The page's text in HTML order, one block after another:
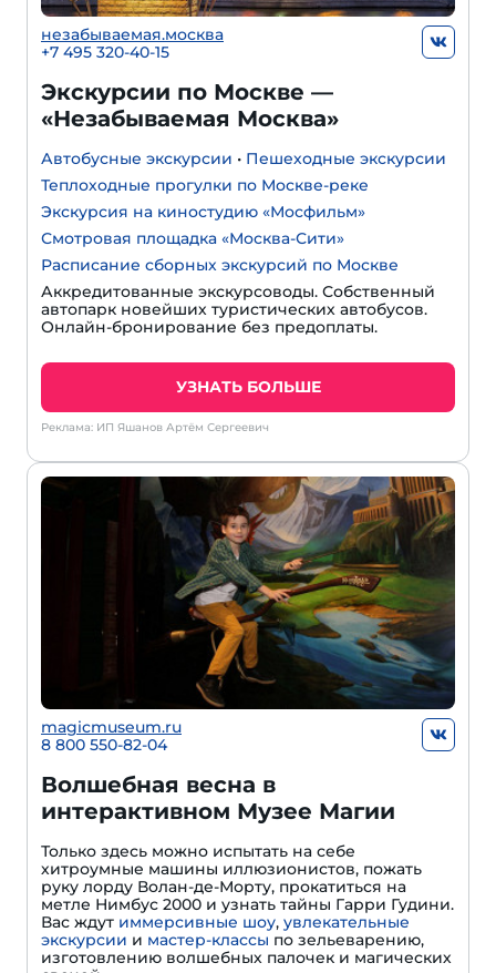
незабываемая.москва
+7 495 320-40-15
Экскурсии по Москве —
«Незабываемая Москва»
Автобусные экскурсии • Пешеходные экскурсии
Теплоходные прогулки по Москве-реке
Экскурсия на киностудию «Мосфильм»
Смотровая площадка «Москва-Сити»
Расписание сборных экскурсий по Москве
Аккредитованные экскурсоводы. Собственный
автопарк новейших туристических автобусов.
Онлайн-бронирование без предоплаты.
УЗНАТЬ БОЛЬШЕ
Реклама: ИП Яшанов Артём Сергеевич
magicmuseum.ru
8 800 550-82-04
Волшебная весна в
интерактивном Музее Магии
Только здесь можно испытать на себе
хитроумные машины иллюзионистов, пожать
руку лорду Волан-де-Морту, прокатиться на
метле Нимбус 2000 и узнать тайны Гарри Гудини.
Вас ждут иммерсивные шоу, увлекательные
экскурсии и мастер-классы по зельеварению,
изготовлению волшебных палочек и магических